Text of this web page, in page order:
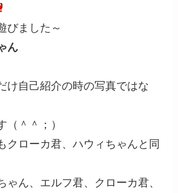
マちゃんの子です。
、オーナーのレアママさんと離
ので、